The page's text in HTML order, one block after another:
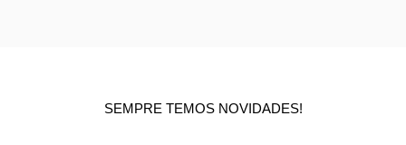
SEMPRE TEMOS NOVIDADES!